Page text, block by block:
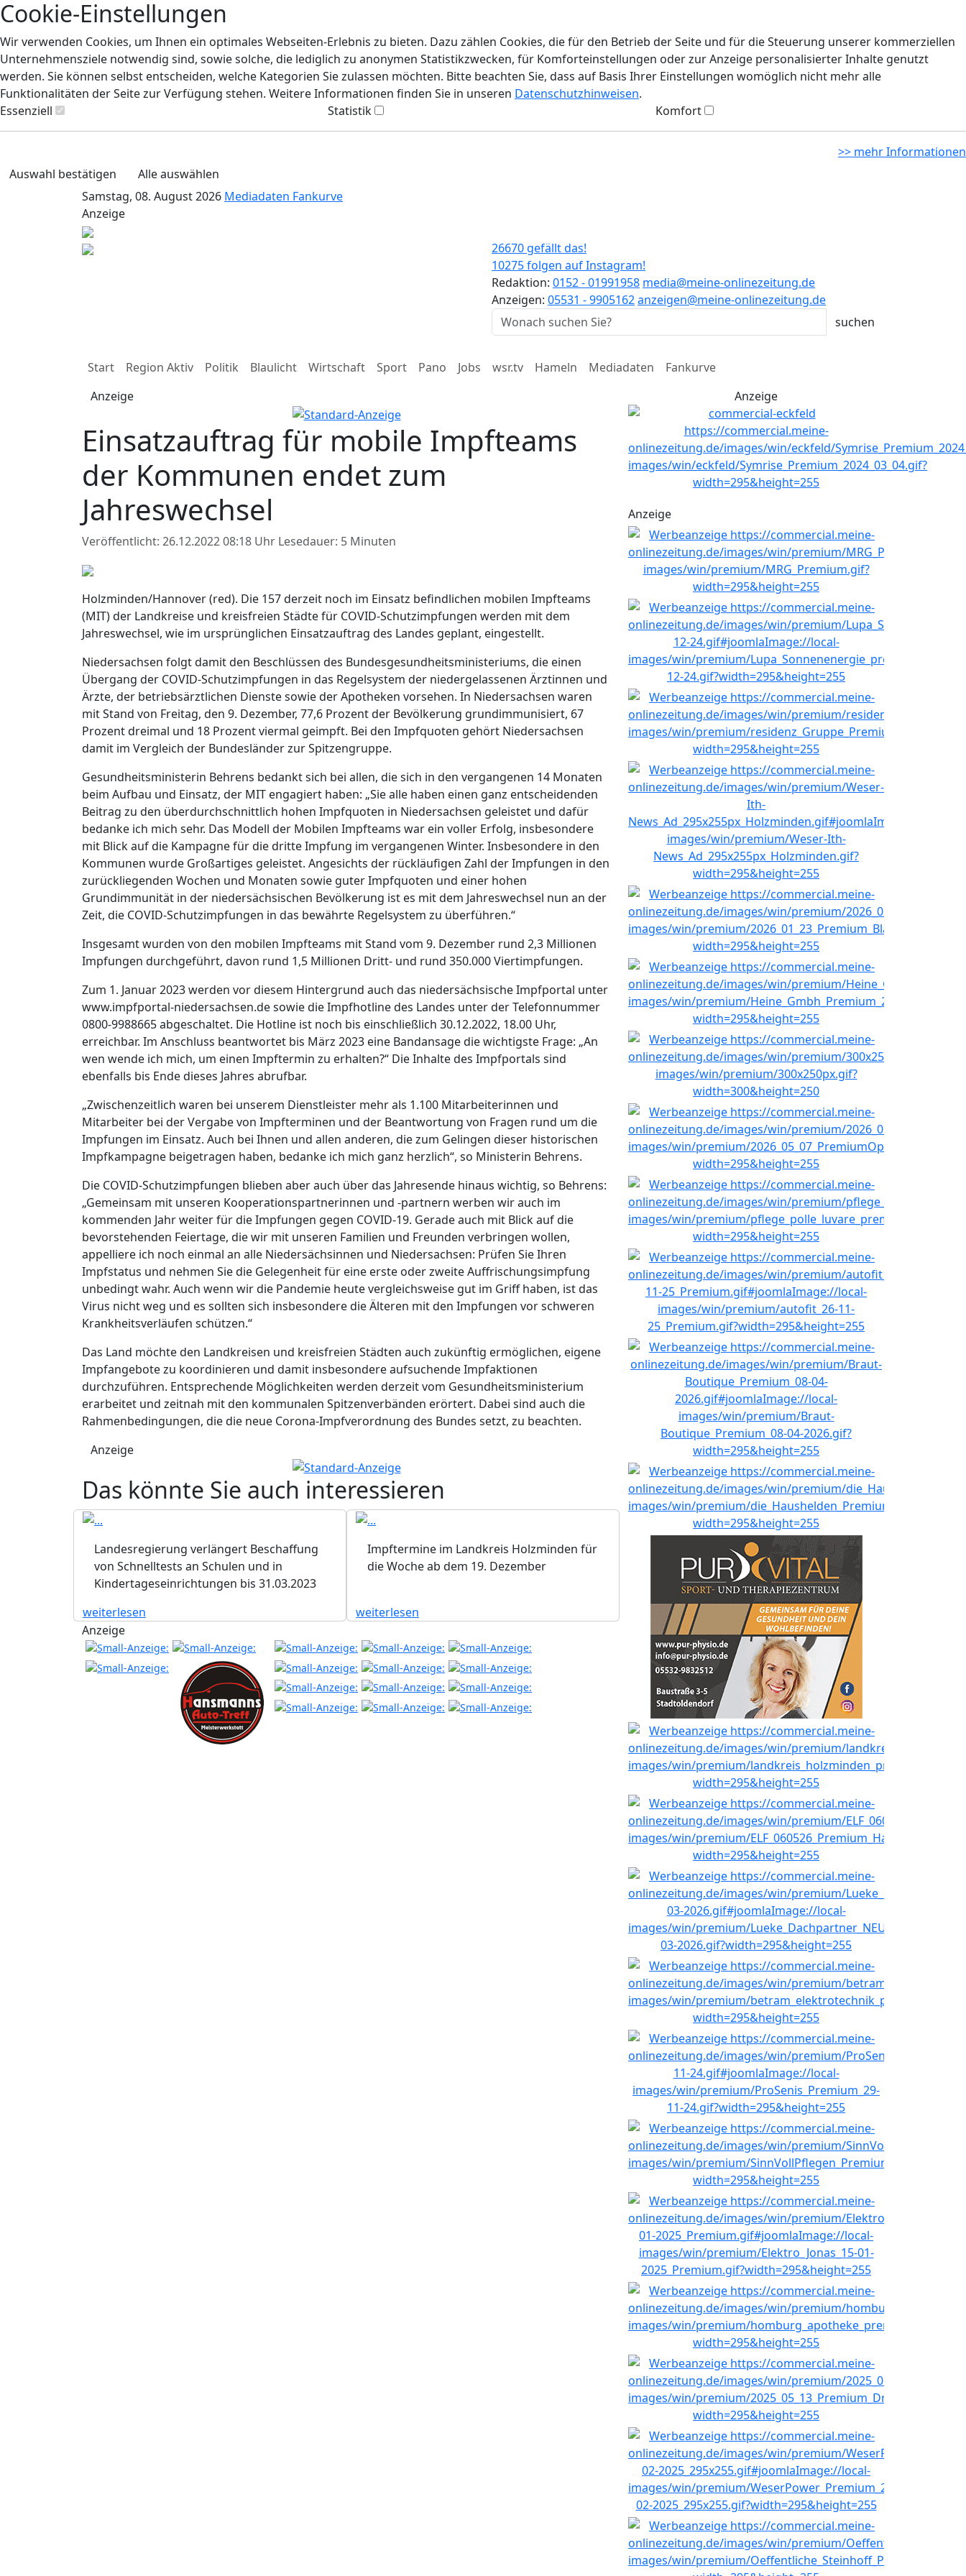
Cookie-Einstellungen
Wir verwenden Cookies, um Ihnen ein optimales Webseiten-Erlebnis zu bieten. Dazu zählen Cookies, die für den Betrieb der Seite und für die Steuerung unserer kommerziellen
Unternehmensziele notwendig sind, sowie solche, die lediglich zu anonymen Statistikzwecken, für Komforteinstellungen oder zur Anzeige personalisierter Inhalte genutzt
werden. Sie können selbst entscheiden, welche Kategorien Sie zulassen möchten. Bitte beachten Sie, dass auf Basis Ihrer Einstellungen womöglich nicht mehr alle
Funktionalitäten der Seite zur Verfügung stehen. Weitere Informationen finden Sie in unseren Datenschutzhinweisen.
Essenziell
Statistik Komfort
>> mehr Informationen
Auswahl bestätigen
Alle auswählen
Samstag, 08. August 2026 Mediadaten Fankurve
Anzeige
26670 gefällt das!
10275 folgen auf Instagram!
Redaktion: 0152 - 01991958 media@meine-onlinezeitung.de
Anzeigen: 05531 - 9905162anzeigen@meine-onlinezeitung.de
Start Region Aktiv Politik Blaulicht Wirtschaft Sport Pano Jobs wsr.tv Hameln Mediadaten
Fankurve
Anzeige
Einsatzauftrag für mobile Impfteams
der Kommunen endet zum
Jahreswechsel
Veröffentlicht: 26.12.2022 08:18 Uhr Lesedauer: 5 Minuten
Holzminden/Hannover (red). Die 157 derzeit noch im Einsatz befindlichen mobilen Impfteams
(MIT) der Landkreise und kreisfreien Städte für COVID-Schutzimpfungen werden mit dem
Jahreswechsel, wie im ursprünglichen Einsatzauftrag des Landes geplant, eingestellt.
Niedersachsen folgt damit den Beschlüssen des Bundesgesundheitsministeriums, die einen
Übergang der COVID-Schutzimpfungen in das Regelsystem der niedergelassenen Ärztinnen und
Ärzte, der betriebsärztlichen Dienste sowie der Apotheken vorsehen. In Niedersachsen waren
mit Stand von Freitag, den 9. Dezember, 77,6 Prozent der Bevölkerung grundimmunisiert, 67
Prozent dreimal und 18 Prozent viermal geimpft. Bei den Impfquoten gehört Niedersachsen
damit im Vergleich der Bundesländer zur Spitzengruppe.
Gesundheitsministerin Behrens bedankt sich bei allen, die sich in den vergangenen 14 Monaten
beim Aufbau und Einsatz, der MIT engagiert haben: „Sie alle haben einen ganz entscheidenden
Beitrag zu den überdurchschnittlich hohen Impfquoten in Niedersachsen geleistet und dafür
bedanke ich mich sehr. Das Modell der Mobilen Impfteams war ein voller Erfolg, insbesondere
mit Blick auf die Kampagne für die dritte Impfung im vergangenen Winter. Insbesondere in den
Kommunen wurde Großartiges geleistet. Angesichts der rückläufigen Zahl der Impfungen in den
zurückliegenden Wochen und Monaten sowie guter Impfquoten und einer hohen
Grundimmunität in der niedersächsischen Bevölkerung ist es mit dem Jahreswechsel nun an der
Zeit, die COVID-Schutzimpfungen in das bewährte Regelsystem zu überführen.“
Insgesamt wurden von den mobilen Impfteams mit Stand vom 9. Dezember rund 2,3 Millionen
Impfungen durchgeführt, davon rund 1,5 Millionen Dritt- und rund 350.000 Viertimpfungen.
Zum 1. Januar 2023 werden vor diesem Hintergrund auch das niedersächsische Impfportal unter
www.impfportal-niedersachsen.de sowie die Impfhotline des Landes unter der Telefonnummer
0800-9988665 abgeschaltet. Die Hotline ist noch bis einschließlich 30.12.2022, 18.00 Uhr,
erreichbar. Im Anschluss beantwortet bis März 2023 eine Bandansage die wichtigste Frage: „An
wen wende ich mich, um einen Impftermin zu erhalten?“ Die Inhalte des Impfportals sind
ebenfalls bis Ende dieses Jahres abrufbar.
„Zwischenzeitlich waren bei unserem Dienstleister mehr als 1.100 Mitarbeiterinnen und
Mitarbeiter bei der Vergabe von Impfterminen und der Beantwortung von Fragen rund um die
Impfungen im Einsatz. Auch bei Ihnen und allen anderen, die zum Gelingen dieser historischen
Impfkampagne beigetragen haben, bedanke ich mich ganz herzlich“, so Ministerin Behrens.
Die COVID-Schutzimpfungen blieben aber auch über das Jahresende hinaus wichtig, so Behrens:
„Gemeinsam mit unseren Kooperationspartnerinnen und -partnern werben wir auch im
kommenden Jahr weiter für die Impfungen gegen COVID-19. Gerade auch mit Blick auf die
bevorstehenden Feiertage, die wir mit unseren Familien und Freunden verbringen wollen,
appelliere ich noch einmal an alle Niedersächsinnen und Niedersachsen: Prüfen Sie Ihren
Impfstatus und nehmen Sie die Gelegenheit für eine erste oder zweite Auffrischungsimpfung
unbedingt wahr. Auch wenn wir die Pandemie heute vergleichsweise gut im Griff haben, ist das
Virus nicht weg und es sollten sich insbesondere die Älteren mit den Impfungen vor schweren
Krankheitsverläufen schützen.“
Das Land möchte den Landkreisen und kreisfreien Städten auch zukünftig ermöglichen, eigene
Impfangebote zu koordinieren und damit insbesondere aufsuchende Impfaktionen
durchzuführen. Entsprechende Möglichkeiten werden derzeit vom Gesundheitsministerium
erarbeitet und zeitnah mit den kommunalen Spitzenverbänden erörtert. Dabei sind auch die
Rahmenbedingungen, die die neue Corona-Impfverordnung des Bundes setzt, zu beachten.
Anzeige
Das könnte Sie auch interessieren
Landesregierung verlängert Beschaffung
von Schnelltests an Schulen und in
Kindertageseinrichtungen bis 31.03.2023
weiterlesen
Impftermine im Landkreis Holzminden für
die Woche ab dem 19. Dezember
weiterlesen
Anzeige
Anzeige
Anzeige